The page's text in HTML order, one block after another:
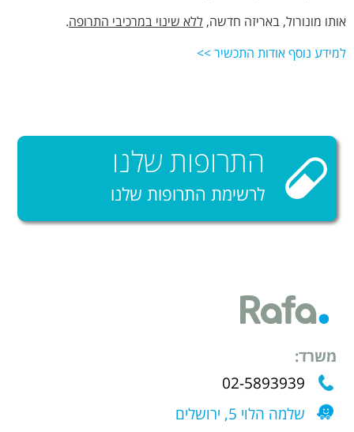
אותו מונורול, באריזה חדשה, ללא שינוי במרכיבי התרופה.
למידע נוסף אודות התכשיר >>
התרופות שלנו
לרשימת התרופות שלנו
משרד:
02-5893939
שלמה הלוי 5, ירושלים